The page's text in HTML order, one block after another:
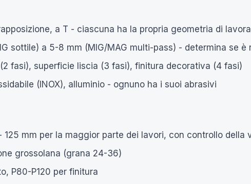
a T - ciascuna ha la propria geometria di
sottile) a 5-8 mm (MIG/MAG multi-pass) - determina se
fasi), superficie liscia (3 fasi), finitura decorativa (4 fasi)
(INOX), alluminio - ognuno ha i suoi abrasivi
125 mm per la maggior parte dei lavori, con controllo della
grossolana (grana 24-36)
P80-P120 per finitura